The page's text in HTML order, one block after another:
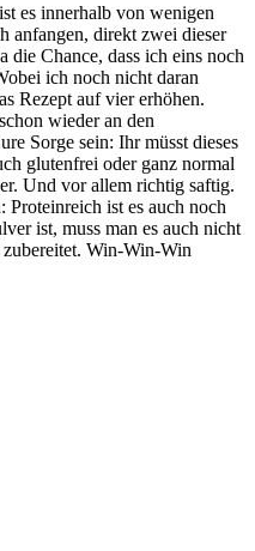
es innerhalb von wenigen
anfangen, direkt zwei dieser
die Chance, dass ich eins noch
ich noch nicht daran
Rezept auf vier erhöhen.
wieder an den
Sorge sein: Ihr müsst dieses
glutenfrei oder ganz normal
Und vor allem richtig saftig.
ist es auch noch
ist, muss man es auch nicht
zubereitet. Win-Win-Win